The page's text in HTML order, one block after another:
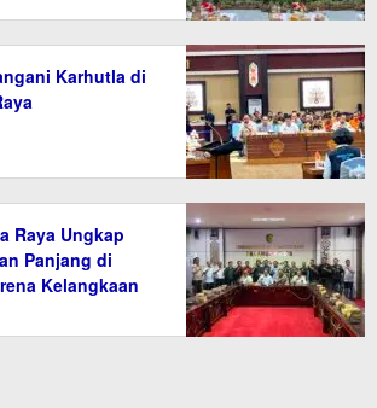
Karhutla di
Raya Ungkap
Panjang di
Kelangkaan